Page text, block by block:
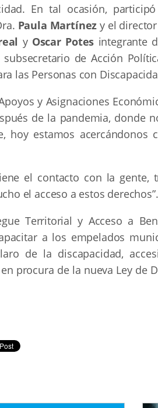
En tal ocasión,
Paula Martínez y el
y Oscar Potes integrante
de Acción
las Personas con
y Asignaciones
de la pandemia, donde
hoy estamos acercándonos
el contacto con la gente,
el acceso a estos derechos”.
Territorial y Acceso a
a los empelados
de la discapacidad,
procura de la nueva Ley de